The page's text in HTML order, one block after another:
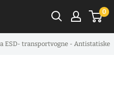
0
ESD- transportvogne - Antistatiske